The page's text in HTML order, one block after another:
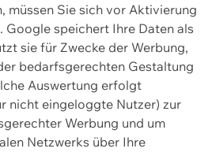
müssen Sie sich vor Aktivierung
Google speichert Ihre Daten als
sie für Zwecke der Werbung,
bedarfsgerechten Gestaltung
Auswertung erfolgt
nicht eingeloggte Nutzer) zur
Werbung und um
Netzwerks über Ihre